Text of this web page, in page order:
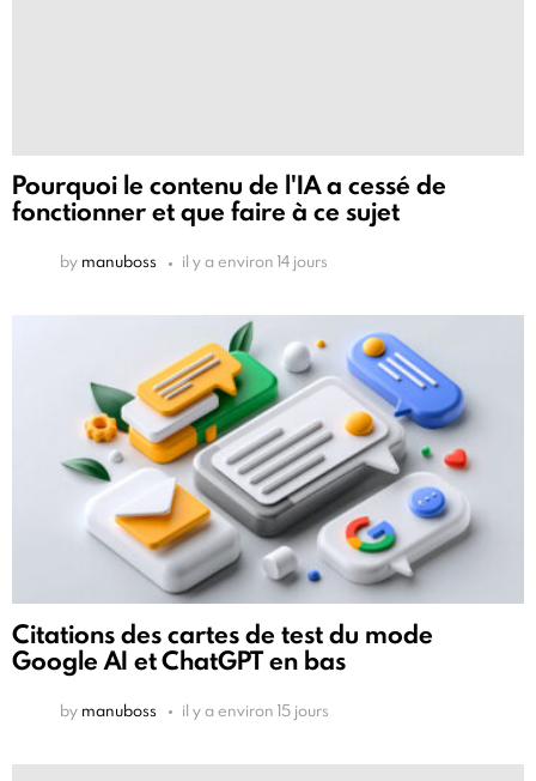
Pourquoi le contenu de l'IA a cessé de
fonctionner et que faire à ce sujet
by manuboss il y a environ 14 jours
Citations des cartes de test du mode
Google AI et ChatGPT en bas
by manuboss il y a environ 15 jours